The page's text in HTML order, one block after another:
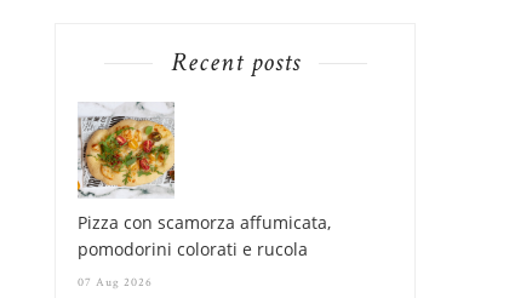
Recent posts
Pizza con scamorza affumicata,
pomodorini colorati e rucola
07 Aug 2026